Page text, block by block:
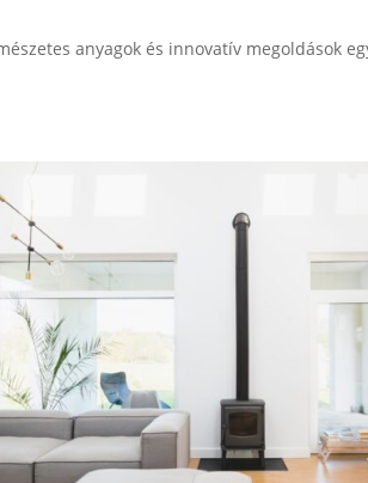
anyagok és innovatív megoldások